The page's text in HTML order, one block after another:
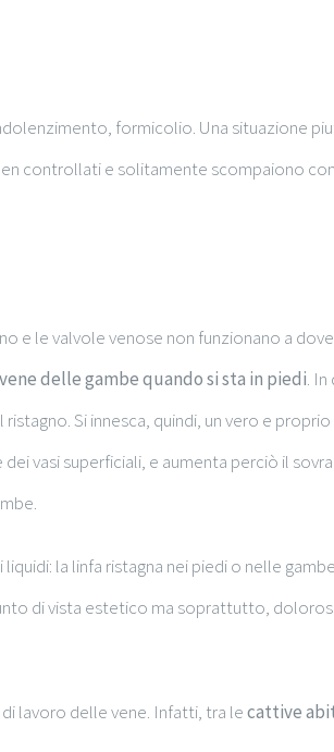
formicolio. Una situazione
controllati e solitamente scompaiono
e le valvole venose non funzionano a
delle gambe quando si sta in piedi.
Si innesca, quindi, un vero e
vasi superficiali, e aumenta perciò il
la linfa ristagna nei piedi o nelle
di vista estetico ma soprattutto,
lavoro delle vene. Infatti, tra lecattive